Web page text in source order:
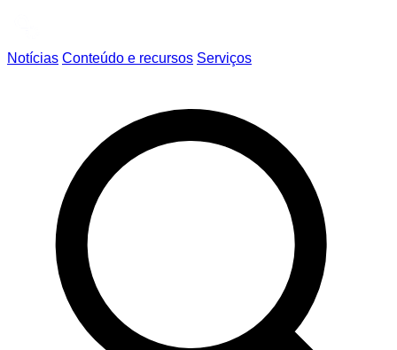
Notícias Conteúdo e recursos Serviços